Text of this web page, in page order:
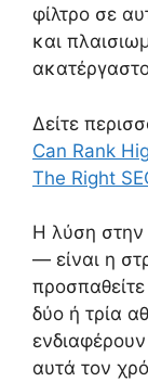
φίλτρο σε
και
Δείτε
Can Rank
The Right
Η λύση στην
— είναι η
δύο ή τρία
αυτά τον